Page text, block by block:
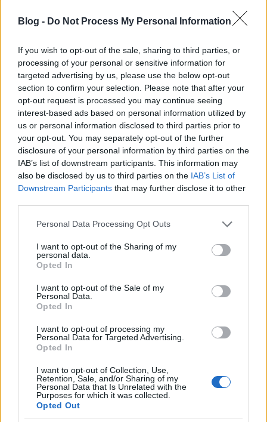
Blog - Do Not Process My Personal Information
If you wish to opt-out of the sale, sharing to third parties, or
processing of your personal or sensitive information for
targeted advertising by us, please use the below opt-out
section to confirm your selection. Please note that after your
opt-out request is processed you may continue seeing
interest-based ads based on personal information utilized by
us or personal information disclosed to third parties prior to
your opt-out. You may separately opt-out of the further
disclosure of your personal information by third parties on the
IAB’s list of downstream participants. This information may
also be disclosed by us to third parties on the IAB’s List of
Downstream Participants that may further disclose it to other
Please note that this website/app uses one or more Google
not limited to your visit or usage behaviour. You may click to
grant or deny consent to Google and its third-party tags to
use your data for below specified purposes in below Google
consent section.
Personal Data Processing Opt Outs
I want to opt-out of the Sharing of my
personal data.
Opted In
I want to opt-out of the Sale of my
Personal Data.
Opted In
I want to opt-out of processing my
Personal Data for Targeted Advertising.
Opted In
I want to opt-out of Collection, Use,
Retention, Sale, and/or Sharing of my
Personal Data that Is Unrelated with the
Purposes for which it was collected.
Opted Out
29-30. Steve Mason: Boys Outside
32. Erykah Badu: New Amerykah Part Two (Return of
the Ankh)
33. Ali Farka Touré and Toumani Diabaté: Ali and
Toumani
34. Rihanna: Loud
35-36. MIA: MAYA
35-36. Plan B: The Defamation of Strickland Banks
37. MGMT: Congratulations
38-39. Nicki Minaj: Pink Friday
38-39. Glasser: Ring
40. I Am Kloot: Sky at Night
listája
1. Arcade Fire: The Suburbs
2. Gonjasufi: A Sufi And A Killer
4. Pantha Du Prince: Black Noise
5. Beach House: Teen Dream
7. Foals: Total Life Forever
8. Matthew Dear: Black City
10. These New Puritans: Hidden
11. MIA: MAYA
12. Efterklang: Magic Chairs
13. The Black Keys: Brothers